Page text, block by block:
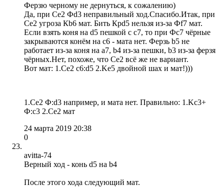
Ферзю черному не дернуться, к сожалению)
Да, при Сe2 Фd3 неправильный ход.Спасибо.Итак, при
Сe2 угроза Кb6 мат. Бить Крd5 нельзя из-за Фf7 мат.
Если взять коня на d5 пешкой с c7, то при Фc7 чёрные
закрываются конём на c6 - мата нет. Ферзь b5 не
работает из-за коня на a7, b4 из-за пешки, b3 из-за ферзя
чёрных.Нет, похоже, что Сe2 всё же не вариант.
Вот мат: 1.Се2 с6:d5 2.Ke5 двойной шах и мат!)))
1.Се2 Ф:d3 например, и мата нет. Правильно: 1.Kc3+
Ф:с3 2.Се2 мат
24 марта 2019 20:38
0
avitta-74
Верный ход - конь d5 на b4
После этого хода следующий мат.